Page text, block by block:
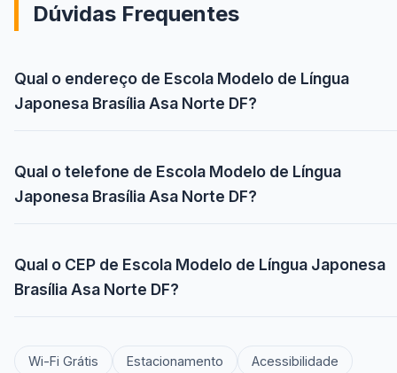
Dúvidas Frequentes
Qual o endereço de Escola Modelo de Língua
Japonesa Brasília Asa Norte DF?
Qual o telefone de Escola Modelo de Língua
Japonesa Brasília Asa Norte DF?
Qual o CEP de Escola Modelo de Língua Japonesa
Brasília Asa Norte DF?
Wi-Fi Grátis Estacionamento Acessibilidade